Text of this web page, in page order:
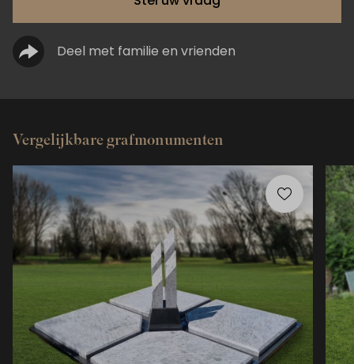
Deel met familie en vrienden
Vergelijkbare grafmonumenten